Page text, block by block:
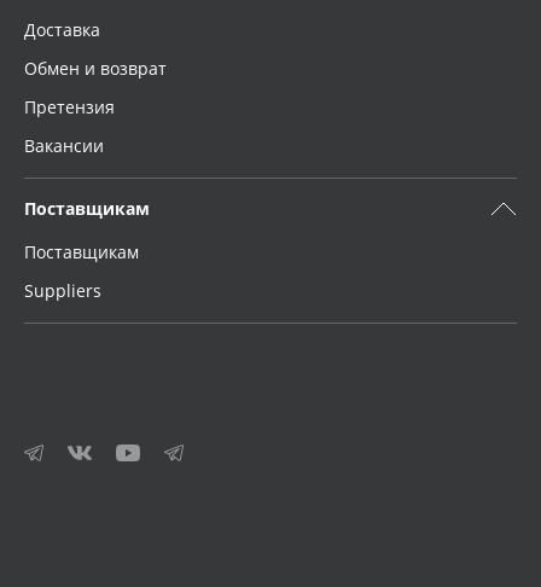
Доставка
Обмен и возврат
Претензия
Вакансии
Поставщикам
Поставщикам
Suppliers